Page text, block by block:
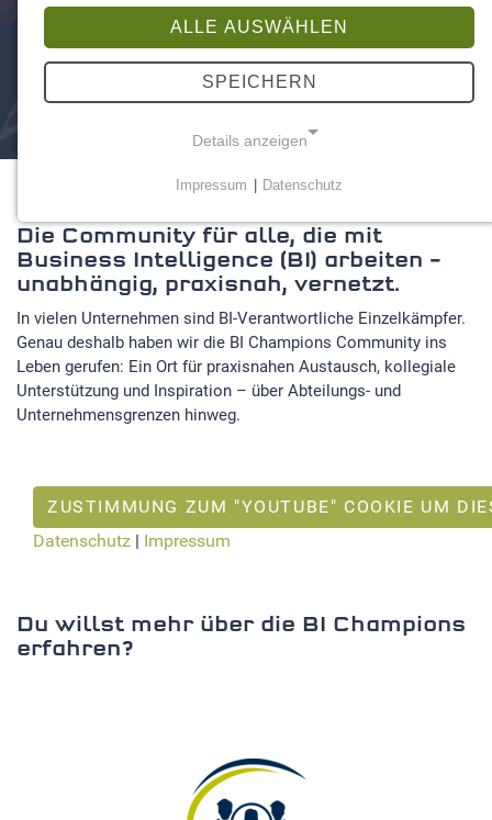
SEI AUCH DU TEIL DER BI
CHAMPIONS COMMUNITY
Die Community für alle, die mit
Business Intelligence (BI) arbeiten –
unabhängig, praxisnah, vernetzt.
In vielen Unternehmen sind BI-Verantwortliche Einzelkämpfer.
Genau deshalb haben wir die BI Champions Community ins
Leben gerufen: Ein Ort für praxisnahen Austausch, kollegiale
Unterstützung und Inspiration – über Abteilungs- und
Unternehmensgrenzen hinweg.
ZUSTIMMUNG ZUM "YOUTUBE" COOKIE UM
Datenschutz | Impressum
Du willst mehr über die BI Champions
erfahren?
ALLE AUSWÄHLEN
SPEICHERN
Details anzeigen
Notwendige Cookies ermöglichen grundlegende
Funktionen und sind für die einwandfreie Funktion der
Website erforderlich.
Einverständnis-Cookie
cookie_consent
Einverständnis-Optionen des Benutzers
Cookie Laufzeit:
STATISTIK
Google Analytics
Impressum Datenschutz